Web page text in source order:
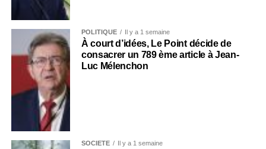
POLITIQUE Il y a 1 semaine
À court d’idées, Le Point décide de
consacrer un 789 ème article à Jean-
Luc Mélenchon
SOCIÉTÉ Il y a 1 semaine